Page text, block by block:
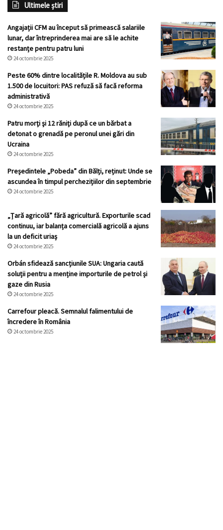
Ultimele știri
Angajații CFM au început să primească salariile
lunar, dar întreprinderea mai are să le achite
restanțe pentru patru luni
24 octombrie 2025
Peste 60% dintre localitățile R. Moldova au sub
1.500 de locuitori: PAS refuză să facă reforma
administrativă
24 octombrie 2025
Patru morţi şi 12 răniţi după ce un bărbat a
detonat o grenadă pe peronul unei gări din
Ucraina
24 octombrie 2025
Președintele „Pobeda” din Bălți, reținut: Unde se
ascundea în timpul perchezițiilor din septembrie
24 octombrie 2025
„Țară agricolă” fără agricultură. Exporturile scad
continuu, iar balanța comercială agricolă a ajuns
la un deficit uriaș
24 octombrie 2025
Orbán sfidează sancțiunile SUA: Ungaria caută
soluții pentru a menține importurile de petrol și
gaze din Rusia
24 octombrie 2025
Carrefour pleacă. Semnalul falimentului de
încredere în România
24 octombrie 2025